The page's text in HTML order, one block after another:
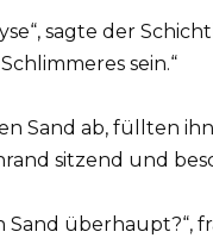
sagte der
sein.“
Sand ab, füllten
sitzend und
Sand überhaupt?“,